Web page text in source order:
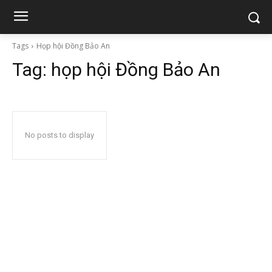
Tags Họp hội Đồng Bảo An
Tag: họp hội Đồng Bảo An
No posts to display